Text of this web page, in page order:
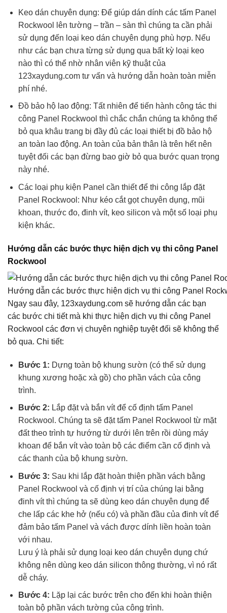
Keo dán chuyên dụng: Để giúp dán dính các tấm Panel
Rockwool lên tường – trần – sàn thì chúng ta cần phải
sử dụng đến loại keo dán chuyên dụng phù hợp. Nếu
như các bạn chưa từng sử dụng qua bất kỳ loại keo
nào thì có thể nhờ nhân viên kỹ thuật của
123xaydung.com tư vấn và hướng dẫn hoàn toàn miễn
phí nhé.
Đồ bảo hộ lao động: Tất nhiên để tiến hành công tác thi
công Panel Rockwool thì chắc chắn chúng ta không thể
bỏ qua khâu trang bị đầy đủ các loại thiết bị đồ bảo hộ
an toàn lao động. An toàn của bản thân là trên hết nên
tuyệt đối các bạn đừng bao giờ bỏ qua bước quan trọng
này nhé.
Các loại phụ kiện Panel cần thiết để thi công lắp đặt
Panel Rockwool: Như kéo cắt gọt chuyên dụng, mũi
khoan, thước đo, đinh vít, keo silicon và một số loại phụ
kiện khác.
Hướng dẫn các bước thực hiện dịch vụ thi công Panel
Rockwool
Hướng dẫn các bước thực hiện dịch vụ thi công Panel
Ngay sau đây, 123xaydung.com sẽ hướng dẫn các bạn
các bước chi tiết mà khi thực hiện dịch vụ thi công Panel
Rockwool các đơn vị chuyên nghiệp tuyệt đối sẽ không thể
bỏ qua. Chi tiết:
Bước 1: Dựng toàn bộ khung sườn (có thể sử dụng
khung xương hoặc xà gồ) cho phần vách của công
trình.
Bước 2: Lắp đặt và bắn vít để cố định tấm Panel
Rockwool. Chúng ta sẽ đặt tấm Panel Rockwool từ mặt
đất theo trình tự hướng từ dưới lên trên rồi dùng máy
khoan để bắn vít vào toàn bộ các điểm cần cố định và
các thanh của bộ khung sườn.
Bước 3: Sau khi lắp đặt hoàn thiện phần vách bằng
Panel Rockwool và cố định vị trí của chúng lại bằng
đinh vít thì chúng ta sẽ dùng keo dán chuyên dụng để
che lấp các khe hở (nếu có) và phần đầu của đinh vít để
đảm bảo tấm Panel và vách được dính liền hoàn toàn
với nhau.
Lưu ý là phải sử dụng loại keo dán chuyên dụng chứ
không nên dùng keo dán silicon thông thường, vì nó rất
dễ cháy.
Bước 4: Lặp lại các bước trên cho đến khi hoàn thiện
toàn bộ phần vách tường của công trình.